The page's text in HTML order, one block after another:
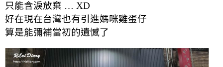
只能含淚放棄 … XD
好在現在台灣也有引進媽咪雞蛋仔
算是能彌補當初的遺憾了